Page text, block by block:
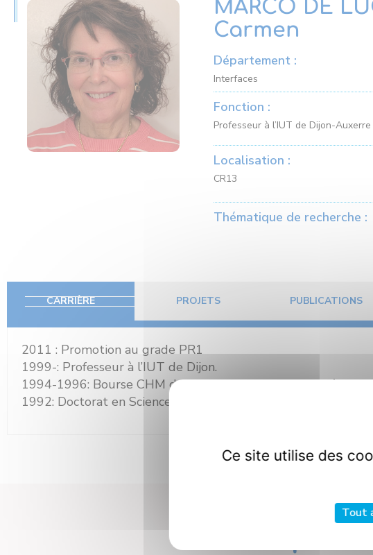
MARCO DE
Carmen
Département :
Interfaces
Fonction :
Professeur à l’IUT de Dijon-Auxerre
Localisation :
CR13
Thématique de recherche :
CARRIÈRE PROJETS PUBLICATIONS
2011 : Promotion au grade PR1
1999-: Professeur à l’IUT de Dijon.
1994-1996: Bourse CHM de l’UE au LPCML, Université Lyon I
1992: Doctorat en Sciences Physiques à l’Université de
Nos
Ce site utilise des
Tout